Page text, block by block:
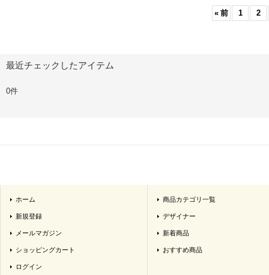
« 前 1 2
最近チェックしたアイテム
0件
ホーム
新規登録
メールマガジン
ショッピングカート
ログイン
商品カテゴリ一覧
デザイナー
新着商品
おすすめ商品